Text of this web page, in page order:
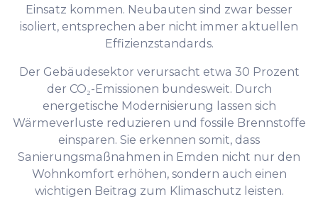
Einsatz kommen. Neubauten sind zwar besser
isoliert, entsprechen aber nicht immer aktuellen
Effizienzstandards.
Der Gebäudesektor verursacht etwa 30 Prozent
der CO₂-Emissionen bundesweit. Durch
energetische Modernisierung lassen sich
Wärmeverluste reduzieren und fossile Brennstoffe
einsparen. Sie erkennen somit, dass
Sanierungsmaßnahmen in Emden nicht nur den
Wohnkomfort erhöhen, sondern auch einen
wichtigen Beitrag zum Klimaschutz leisten.